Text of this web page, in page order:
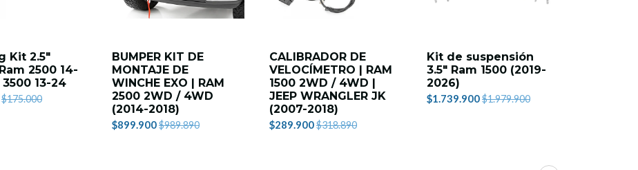
Kit 2.5"
2500 14-
13-24
$175.000
BUMPER KIT DE
MONTAJE DE
WINCHE EXO | RAM
2500 2WD / 4WD
(2014-2018)
$899.900$989.890
CALIBRADOR DE
VELOCÍMETRO | RAM
1500 2WD / 4WD |
JEEP WRANGLER JK
(2007-2018)
$289.900$318.890
Kit de suspensión
3.5" Ram 1500 (2019-
2026)
$1.739.900$1.979.900